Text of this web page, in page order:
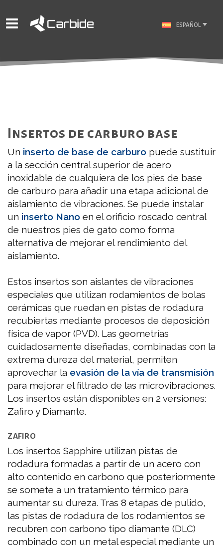
ESPAÑOL
Insertos de carburo base
Un inserto de base de carburo puede sustituir
a la sección central superior de acero
inoxidable de cualquiera de los pies de base
de carburo para añadir una etapa adicional de
aislamiento de vibraciones. Se puede instalar
un inserto Nano en el orificio roscado central
de nuestros pies de gato como forma
alternativa de mejorar el rendimiento del
aislamiento.
Estos insertos son aislantes de vibraciones
especiales que utilizan rodamientos de bolas
cerámicas que ruedan en pistas de rodadura
recubiertas mediante procesos de deposición
física de vapor (PVD). Las geometrías
cuidadosamente diseñadas, combinadas con la
extrema dureza del material, permiten
aprovechar la evasión de la vía de transmisión
para mejorar el filtrado de las microvibraciones.
Los insertos están disponibles en 2 versiones:
Zafiro y Diamante.
ZAFIRO
Los insertos Sapphire utilizan pistas de
rodadura formadas a partir de un acero con
alto contenido en carbono que posteriormente
se somete a un tratamiento térmico para
aumentar su dureza. Tras 8 etapas de pulido,
las pistas de rodadura de los rodamientos se
recubren con carbono tipo diamante (DLC)
combinado con un metal especial mediante un